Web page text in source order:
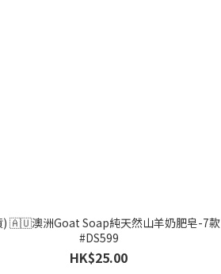
) 🇦🇺澳洲Goat Soap純天然山羊奶肥皂-7款
#DS599
HK$25.00